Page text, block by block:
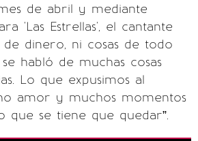
de abril y mediante
'Las Estrellas', el cantante
de dinero, ni cosas de todo
habló de muchas cosas
Lo que expusimos al
amor y muchos momentos
que se tiene que quedar”.